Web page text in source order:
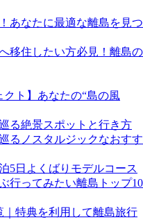
あなたに最適な離島を見つ
移住したい方必見！離島の
クト】あなたの“島の風
る絶景スポットと行き方
るノスタルジックなおすす
5日よくばりモデルコース
行ってみたい離島トップ10
｜特典を利用して離島旅行